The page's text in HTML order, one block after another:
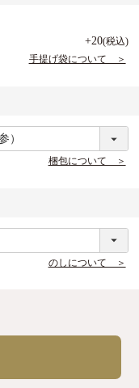
+20 税込
手提げ袋について ＞
梱包について ＞
のしについて ＞